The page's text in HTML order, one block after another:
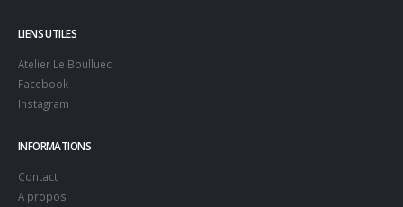
LIENS UTILES
Atelier Le Boulluec
Facebook
Instagram
INFORMATIONS
Contact
A propos